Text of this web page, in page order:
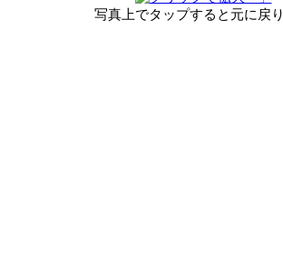
写真上でタップすると元に戻